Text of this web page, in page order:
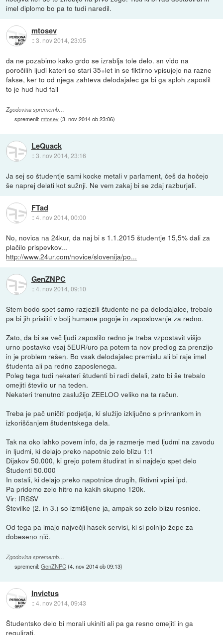
imel diplomo bo pa to tudi naredil.
mtosev
::3. nov 2014, 23:05
da ne pozabimo kako grdo se izrablja tole delo. sn vido na
poročilih ljudi kateri so stari 35+let in se fiktirno vpisujejo na razne
fakse, ker to od njega zahteva delodajalec ga bi ga sploh zaposlil
to je hud hud fail
Zgodovina sprememb…
spremenil:mtosev(3. nov 2014 ob 23:06)
LeQuack
::3. nov 2014, 23:16
Ja sej so študentje sami kocke metali v parlament, češ da hočejo
še naprej delati kot sužnji. Ne vem zakaj bi se zdaj razburjali.
FTad
::4. nov 2014, 00:00
No, novica na 24kur, da naj bi s 1.1.2015 študentje 15,5% dali za
plačilo prispevkov...
http://www.24ur.com/novice/slovenija/po...
GenZNPC
::4. nov 2014, 09:10
Stem bodo spet samo razjezili študente ne pa delodajalce, trebalo
pa bi jih prisiliti v bolj humane pogoje in zaposlovanje za redno.
Zato, da bi se več ljudi zaposlilo redno je treba vzpostavit višjo
urno postavko vsaj 5EUR/uro pa potem ta nov predlog za prenzijo
in je problem rešen. Bo vsak delodajalec premislu ali bi raje imel
študenta ali pa redno zaposlenega.
Poleg tega tudi nekateri študenti bi radi delali, zato bi še trebalo
omejiti število ur na teden.
Nekateri trenutno zaslužijo ZEELOO veliko na ta račun.
Treba je pač uničiti podjetja, ki služijo izključno s prihrankom in
izkoriščanjem študentskega dela.
Tak na oko lahko povem info, da je razmerje med ljudmi na zavodu
in ljudmi, ki delajo preko napotnic zelo blizu 1:1
Dijakov 50.000, ki grejo potem študirat in si najdejo spet delo
Študenti 50.000
In ostali, ki delajo preko napotnice drugih, fiktivni vpisi ipd.
Pa pridemo zelo hitro na kakih skupno 120k.
Vir: IRSSV
Številke (2. in 3.) so izmišljene ja, ampak so zelo blizu resnice.
Od tega pa imajo največji hasek servisi, ki si polnijo žepe za
dobeseno nič.
Zgodovina sprememb…
spremenil:GenZNPC(4. nov 2014 ob 09:13)
Invictus
::4. nov 2014, 09:43
Študentsko delo bi morali ukiniti ali pa ga resno omejiti in ga
regulirati.